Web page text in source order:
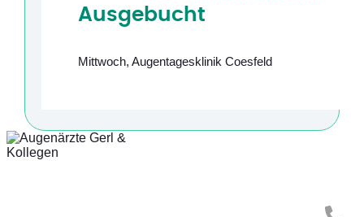
Ausgebucht
Mittwoch, Augentagesklinik Coesfeld